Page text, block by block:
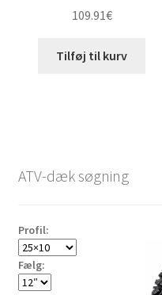
109.91€
Tilføj til kurv
ATV-dæk søgning
Profil:
Fælg: